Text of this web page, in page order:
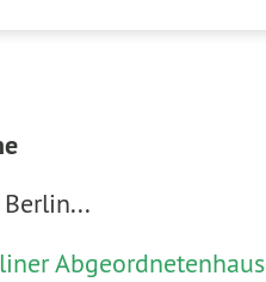
Abgeordnetenhaus